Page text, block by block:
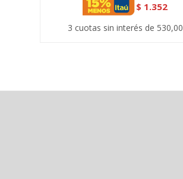
$ 1.352
3 cuotas sin interés de 530,00